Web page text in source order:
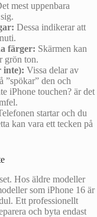
mest uppenbara
Dessa indikerar att
färger: Skärmen kan
grön ton.
inte): Vissa delar av
”spökar” den och
iPhone touchen? är det
startar och du
kan vara ett tecken på
Hos äldre modeller
som iPhone 16 är
Ett professionellt
och byta endast